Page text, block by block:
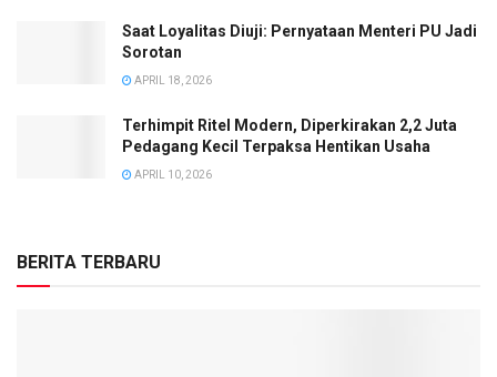
Saat Loyalitas Diuji: Pernyataan Menteri PU Jadi
Sorotan
APRIL 18, 2026
Terhimpit Ritel Modern, Diperkirakan 2,2 Juta
Pedagang Kecil Terpaksa Hentikan Usaha
APRIL 10, 2026
BERITA TERBARU